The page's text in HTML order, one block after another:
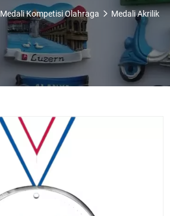
Medali Kompetisi Olahraga Medali Akrilik